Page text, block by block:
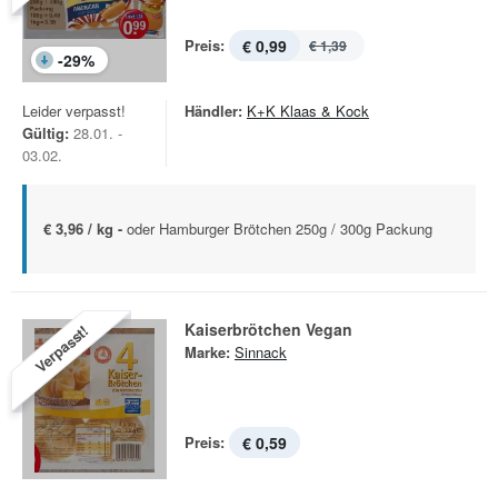
-29%
Preis: € 0,99 € 1,39
Leider verpasst!
Gültig: 28.01. -
03.02.
Händler: K+K Klaas & Kock
€ 3,96 / kg - oder Hamburger Brötchen 250g / 300g Packung
Verpasst! Kaiserbrötchen Vegan
Marke: Sinnack
Preis: € 0,59